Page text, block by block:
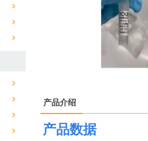
产品介绍
产品数据